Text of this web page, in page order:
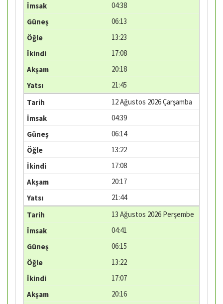
04:38
06:13
13:23
17:08
20:18
21:45
12 Ağustos 2026 Çarşamba
04:39
06:14
13:22
17:08
20:17
21:44
13 Ağustos 2026 Perşembe
04:41
06:15
13:22
17:07
20:16